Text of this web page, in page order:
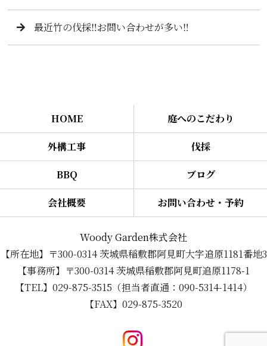
最近竹の伐採‼️お問い合わせが多い‼️
HOME 庭へのこだわり
外構工事 伐採
BBQ ブログ
会社概要 お問い合わせ・予約
Woody Garden株式会社
【所在地】〒300-0314 茨城県稲敷郡阿見町大字追原1181番地3
【事務所】〒300-0314 茨城県稲敷郡阿見町追原1178-1
【TEL】029-875-3515（担当者直通：090-5314-1414）
【FAX】029-875-3520